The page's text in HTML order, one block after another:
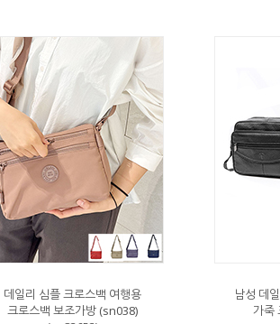
데일리 심플 크로스백 여행용
크로스백 보조가방 (sn038)
남성 데
가죽